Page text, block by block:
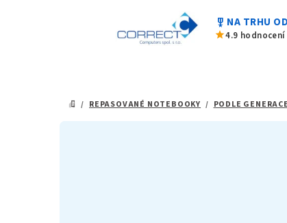
military_tech NA TRHU
star4.9
DOMŮ
/ REPASOVANÉ NOTEBOOKY / PODLE